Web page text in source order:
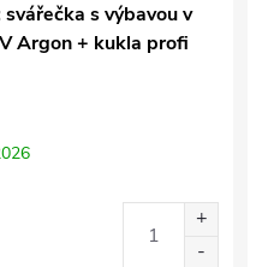
s výbavou v
Argon + kukla profi